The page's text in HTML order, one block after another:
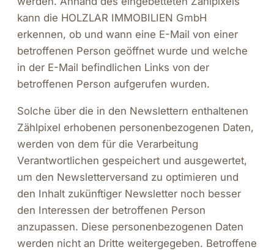
kann die HOLZLAR IMMOBILIEN GmbH
erkennen, ob und wann eine E-Mail von einer
betroffenen Person geöffnet wurde und welche
in der E-Mail befindlichen Links von der
betroffenen Person aufgerufen wurden.
Solche über die in den Newslettern enthaltenen
Zählpixel erhobenen personenbezogenen Daten,
werden von dem für die Verarbeitung
Verantwortlichen gespeichert und ausgewertet,
um den Newsletterversand zu optimieren und
den Inhalt zukünftiger Newsletter noch besser
den Interessen der betroffenen Person
anzupassen. Diese personenbezogenen Daten
werden nicht an Dritte weitergegeben. Betroffene